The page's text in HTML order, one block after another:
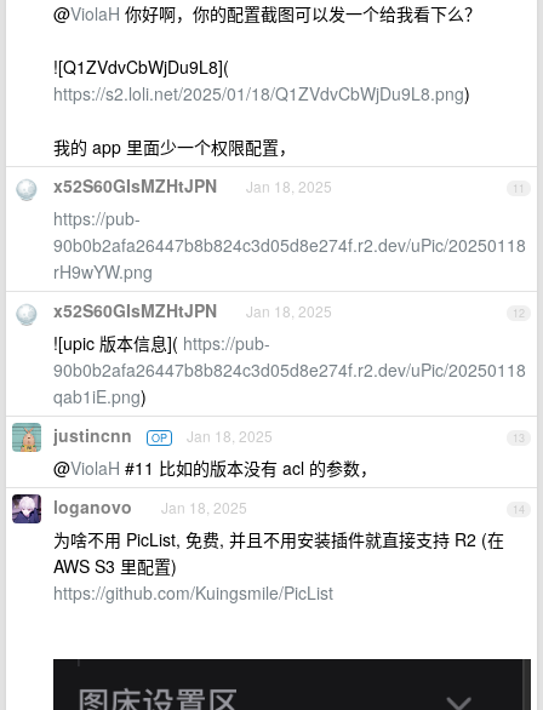
@ViolaH 你好啊，你的配置截图可以发一个给我看下么？
![Q1ZVdvCbWjDu9L8](
https://s2.loli.net/2025/01/18/Q1ZVdvCbWjDu9L8.png)
我的 app 里面少一个权限配置，
11
x52S60GIsMZHtJPN Jan 18, 2025
https://pub-
90b0b2afa26447b8b824c3d05d8e274f.r2.dev/uPic/20250118
rH9wYW.png
12
x52S60GIsMZHtJPN Jan 18, 2025
![upic 版本信息]( https://pub-
90b0b2afa26447b8b824c3d05d8e274f.r2.dev/uPic/20250118
qab1iE.png)
13
justincnn OP Jan 18, 2025
@ViolaH #11 比如的版本没有 acl 的参数，
14
loganovo Jan 18, 2025
为啥不用 PicList, 免费, 并且不用安装插件就直接支持 R2 (在
AWS S3 里配置)
https://github.com/Kuingsmile/PicList